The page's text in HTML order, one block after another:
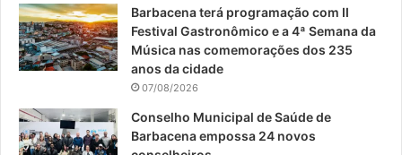
k
a
Barbacena terá programação com II
Festival Gastronômico e a 4ª Semana da
Música nas comemorações dos 235
anos da cidade
07/08/2026
Conselho Municipal de Saúde de
Barbacena empossa 24 novos